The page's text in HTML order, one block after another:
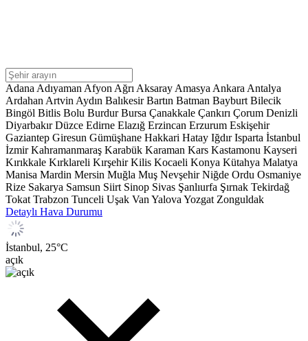
Adana Adıyaman Afyon Ağrı Aksaray Amasya Ankara Antalya
Ardahan Artvin Aydın Balıkesir Bartın Batman Bayburt Bilecik
Bingöl Bitlis Bolu Burdur Bursa Çanakkale Çankırı Çorum Denizli
Diyarbakır Düzce Edirne Elazığ Erzincan Erzurum Eskişehir
Gaziantep Giresun Gümüşhane Hakkari Hatay Iğdır Isparta İstanbul
İzmir Kahramanmaraş Karabük Karaman Kars Kastamonu Kayseri
Kırıkkale Kırklareli Kırşehir Kilis Kocaeli Konya Kütahya Malatya
Manisa Mardin Mersin Muğla Muş Nevşehir Niğde Ordu Osmaniye
Rize Sakarya Samsun Siirt Sinop Sivas Şanlıurfa Şırnak Tekirdağ
Tokat Trabzon Tunceli Uşak Van Yalova Yozgat Zonguldak
Detaylı Hava Durumu
İstanbul, 25°C
açık